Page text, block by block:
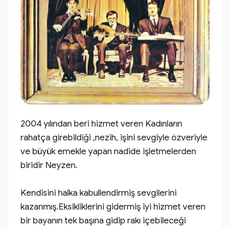
2004 yılından beri hizmet veren Kadınların
rahatça girebildiği ,nezih, işini sevgiyle özveriyle
ve büyük emekle yapan nadide işletmelerden
biridir Neyzen.
Kendisini halka kabullendirmiş sevgilerini
kazanmış.Eksikliklerini gidermiş iyi hizmet veren
bir bayanın tek başına gidip rakı içebileceği